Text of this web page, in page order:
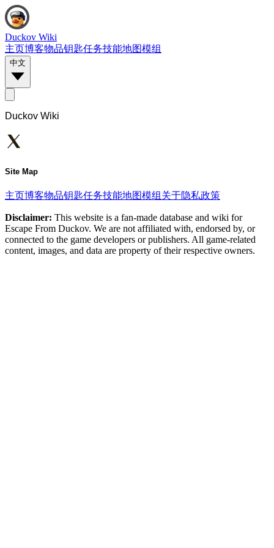
Duckov Wiki
主页博客物品钥匙任务技能地图模组
中文
Duckov Wiki
Site Map
主页博客物品钥匙任务技能地图模组 关于隐私政策
Disclaimer: This website is a fan-made database and wiki for
Escape From Duckov. We are not affiliated with, endorsed by, or
connected to the game developers or publishers. All game-related
content, images, and data are property of their respective owners.